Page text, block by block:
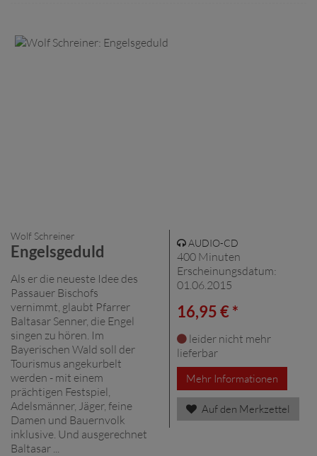
Wolf Schreiner
Engelsgeduld
Als er die neueste Idee des
Passauer Bischofs
vernimmt, glaubt Pfarrer
Baltasar Senner, die Engel
singen zu hören. Im
Bayerischen Wald soll der
Tourismus angekurbelt
werden - mit einem
prächtigen Festspiel,
Adelsmänner, Jäger, feine
Damen und Bauernvolk
inklusive. Und ausgerechnet
Baltasar ...
AUDIO-CD
400 Minuten
Erscheinungsdatum:
01.06.2015
16,95 € *
leider nicht mehr
lieferbar
Mehr Informationen
Auf den Merkzettel